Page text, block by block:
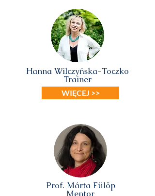
WIĘCEJ >>
Prof. Márta Fülöp
Mentor
Hanna Wilczyńska-Toczko
Trainer